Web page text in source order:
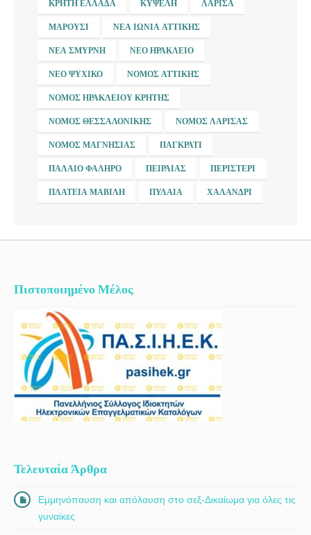
ΚΡΉΤΗ ΕΛΛΆΔΑ ΚΥΨΈΛΗ ΛΆΡΙΣΑ
ΜΑΡΟΎΣΙ ΝΈΑ ΙΩΝΊΑ ΑΤΤΙΚΉΣ
ΝΈΑ ΣΜΎΡΝΗ ΝΈΟ ΗΡΆΚΛΕΙΟ
ΝΈΟ ΨΥΧΙΚΌ ΝΟΜΌΣ ΑΤΤΙΚΉΣ
ΝΟΜΌΣ ΗΡΑΚΛΕΊΟΥ ΚΡΉΤΗΣ
ΝΟΜΌΣ ΘΕΣΣΑΛΟΝΊΚΗΣ ΝΟΜΌΣ ΛΆΡΙΣΑΣ
ΝΟΜΌΣ ΜΑΓΝΗΣΊΑΣ ΠΑΓΚΡΆΤΙ
ΠΑΛΑΙΌ ΦΆΛΗΡΟ ΠΕΙΡΑΙΆΣ ΠΕΡΙΣΤΈΡΙ
ΠΛΑΤΕΊΑ ΜΑΒΊΛΗ ΠΥΛΑΊΑ ΧΑΛΆΝΔΡΙ
Πιστοποιημένο Μέλος
Τελευταία Άρθρα
Εμμηνόπαυση και απόλαυση στο σεξ-Δικαίωμα για όλες τις
γυναίκες